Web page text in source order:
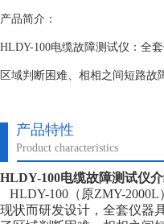
产品简介：
HLDY-100电缆故障测试仪：全
区域判断困难、相相之间短路故
产品特性
Product characteristics
HLDY-100电缆故障测试仪
HLDY-100（原ZMY-
现状而研发设计，全套仪器